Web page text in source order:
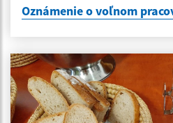
Oznámenie o voľnom